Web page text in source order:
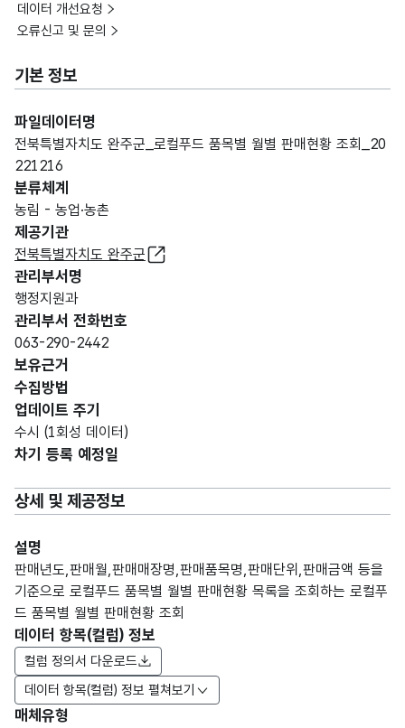
데이터 개선요청
오류신고 및 문의
기본 정보
파일데이터명
전북특별자치도 완주군_로컬푸드 품목별 월별 판매현황 조회_20
221216
분류체계
농림 - 농업·농촌
제공기관
전북특별자치도 완주군
관리부서명
행정지원과
관리부서 전화번호
063-290-2442
보유근거
수집방법
업데이트 주기
수시 (1회성 데이터)
차기 등록 예정일
상세 및 제공정보
설명
판매년도,판매월,판매매장명,판매품목명,판매단위,판매금액 등을
기준으로 로컬푸드 품목별 월별 판매현황 목록을 조회하는 로컬푸
드 품목별 월별 판매현황 조회
데이터 항목(컬럼) 정보
데이터 항목(컬럼) 정보 펼쳐보기
컬럼 정의서 다운로드
매체유형